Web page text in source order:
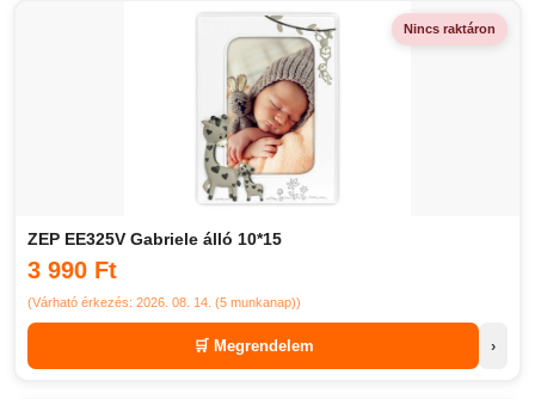
Nincs raktáron
ZEP EE325V Gabriele álló 10*15
3 990 Ft
(Várható érkezés: 2026. 08. 14. (5 munkanap))
🛒 Megrendelem ›